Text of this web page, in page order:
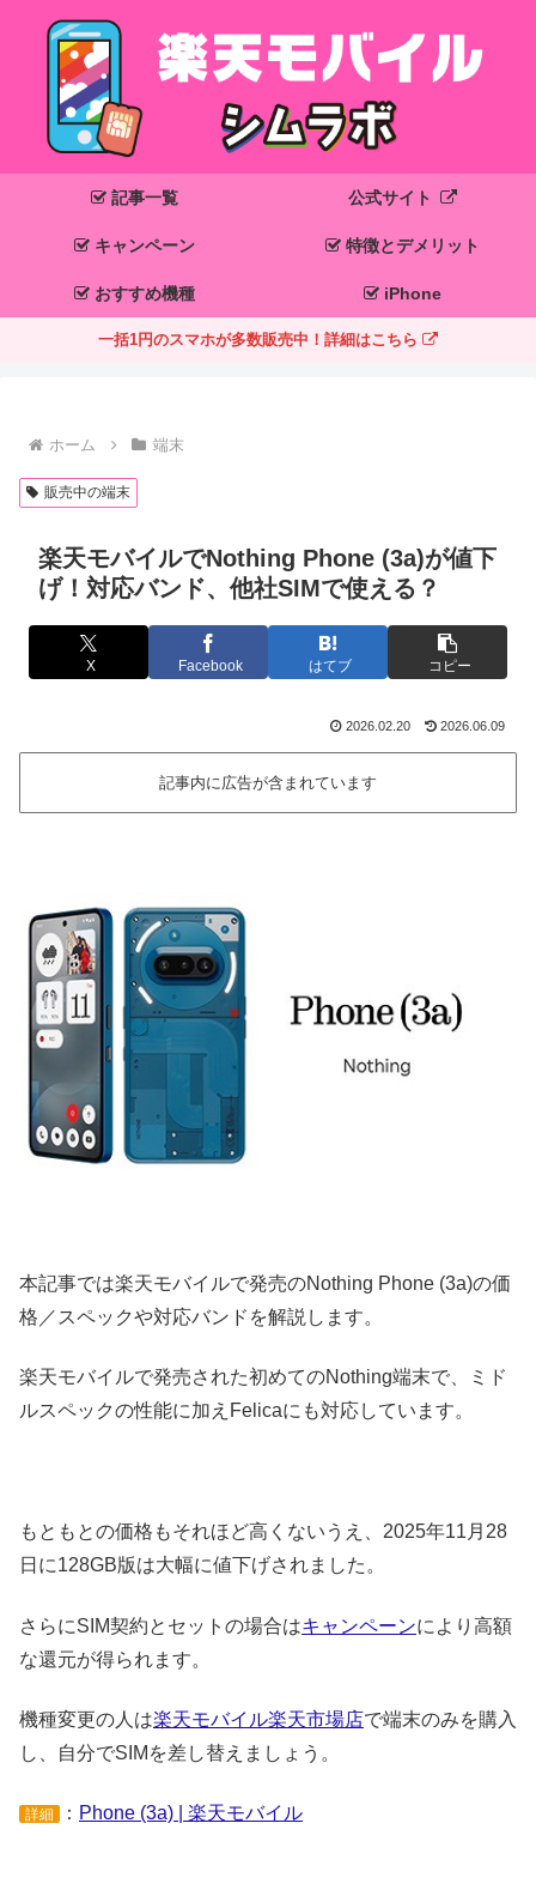
記事一覧 公式サイト
キャンペーン 特徴とデメリット
おすすめ機種 iPhone
一括1円のスマホが多数販売中！詳細はこちら
ホーム 端末
販売中の端末
楽天モバイルでNothing Phone (3a)が値下
げ！対応バンド、他社SIMで使える？
X Facebook はてブ コピー
2026.02.20 2026.06.09
記事内に広告が含まれています
本記事では楽天モバイルで発売のNothing Phone (3a)の価
格／スペックや対応バンドを解説します。
楽天モバイルで発売された初めてのNothing端末で、ミド
ルスペックの性能に加えFelicaにも対応しています。
もともとの価格もそれほど高くないうえ、2025年11月28
日に128GB版は大幅に値下げされました。
さらにSIM契約とセットの場合はキャンペーンにより高額
な還元が得られます。
機種変更の人は楽天モバイル楽天市場店で端末のみを購入
し、自分でSIMを差し替えましょう。
詳細 ： Phone (3a) | 楽天モバイル